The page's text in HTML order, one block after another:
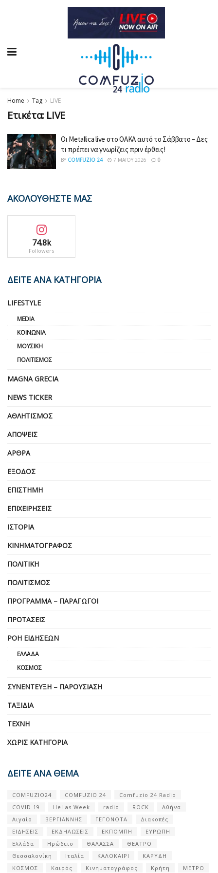
Home Tag LIVE
Ετικέτα: LIVE
Οι Metallica live στο ΟΑΚΑ αυτό το Σάββατο – Δες
τι πρέπει να γνωρίζεις πριν έρθεις!
BY COMFUZIO 24 7 ΜΑΪ́ΟΥ 2026 0
ΑΚΟΛΟΥΘΗΣΤΕ ΜΑΣ
74.8k
Followers
ΔΕΙΤΕ ΑΝΑ ΚΑΤΗΓΟΡΙΑ
LIFESTYLE
MEDIA
ΚΟΙΝΩΝΊΑ
ΜΟΥΣΙΚΉ
ΠΟΛΙΤΙΣΜΌΣ
MAGNA GRECIA
NEWS TICKER
ΑΘΛΗΤΙΣΜΌΣ
ΑΠΌΨΕΙΣ
ΆΡΘΡΑ
ΈΞΟΔΟΣ
ΕΠΙΣΤΉΜΗ
ΕΠΙΧΕΙΡΗΣΕΙΣ
ΙΣΤΟΡΊΑ
ΚΙΝΗΜΑΤΟΓΡΆΦΟΣ
ΠΟΛΙΤΙΚΉ
ΠΟΛΙΤΙΣΜΌΣ
ΠΡΌΓΡΑΜΜΑ – ΠΑΡΑΓΩΓΟΊ
ΠΡΟΤΆΣΕΙΣ
ΡΟΉ ΕΙΔΉΣΕΩΝ
ΕΛΛΆΔΑ
ΚΌΣΜΟΣ
ΣΥΝΈΝΤΕΥΞΗ – ΠΑΡΟΥΣΊΑΣΗ
ΤΑΞΊΔΙΑ
ΤΈΧΝΗ
ΧΩΡΊΣ ΚΑΤΗΓΟΡΊΑ
ΔΕΙΤΕ ΑΝΑ ΘΕΜΑ
COMFUZIO24 COMFUZIO 24
Comfuzio 24 Radio
COVID 19
Hellas Week radio ROCK
Αθήνα
Αιγαίο
ΒΕΡΓΙΑΝΝΗΣ ΓΕΓΟΝΟΤΑ
Διακοπές
ΕΙΔΗΣΕΙΣ
ΕΚΔΗΛΩΣΕΙΣ ΕΚΠΟΜΠΗ
ΕΥΡΩΠΗ
Ελλάδα
Ηρώδειο ΘΑΛΑΣΣΑ
ΘΕΑΤΡΟ
Θεσσαλονίκη
Ιταλία ΚΑΛΟΚΑΙΡΙ
ΚΑΡΥΔΗ
ΚΟΣΜΟΣ
Καιρός Κινηματογράφος Κρήτη ΜΕΤΡΟ